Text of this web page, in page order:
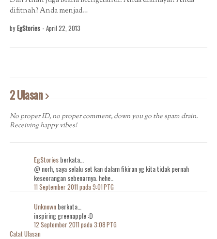
difitnah? Anda menjad…
by EgStories - April 22, 2013
2 Ulasan
No proper ID, no proper comment, down you go the spam drain.
Receiving happy vibes!
EgStoriesberkata…
@ norh, saya selalu set kan dalam fikiran yg kita tidak pernah
keseorangan sebenarnya. hehe..
11 September 2011 pada 9:01 PTG
Unknownberkata…
inspiring greenapple :D
12 September 2011 pada 3:08 PTG
Catat Ulasan